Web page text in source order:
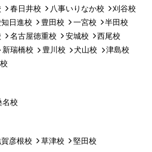
春日井校 八事いりなか校
刈谷校
日進校 豊田校 一宮校
半田校
名古屋徳重校 安城校
西尾校
新瑞橋校 豊川校 犬山校
津島校
名校
彦根校 草津校 堅田校